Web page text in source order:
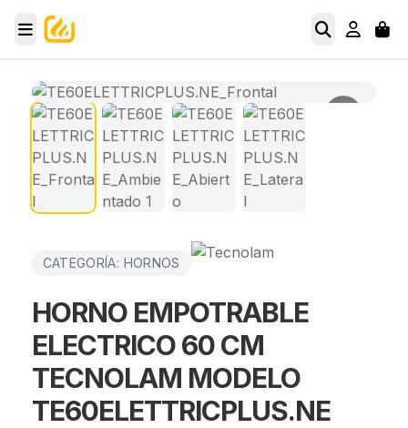
CATEGORÍA: HORNOS
HORNO EMPOTRABLE
ELECTRICO 60 CM
TECNOLAM MODELO
TE60ELETTRICPLUS.NE